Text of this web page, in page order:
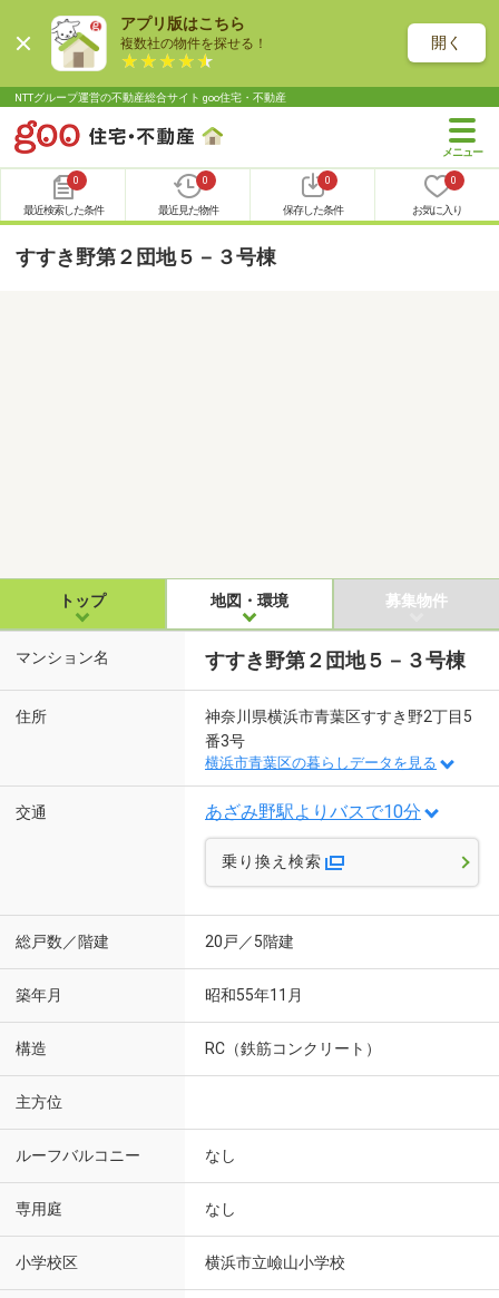
アプリ版はこちら
複数社の物件を探せる！ 開く
NTTグループ運営の不動産総合サイト goo住宅・不動産
0
最近検索した条件
0
最近見た物件
0
保存した条件
0
お気に入り
すすき野第２団地５－３号棟
トップ 地図・環境 募集物件
マンション名 すすき野第２団地５－３号棟
住所
神奈川県横浜市青葉区すすき野2丁目5
番3号
横浜市青葉区の暮らしデータを見る
交通 あざみ野駅よりバスで10分
乗り換え検索
総戸数／階建 20戸／5階建
築年月 昭和55年11月
構造 RC（鉄筋コンクリート）
主方位
ルーフバルコニー なし
専用庭 なし
小学校区 横浜市立嶮山小学校